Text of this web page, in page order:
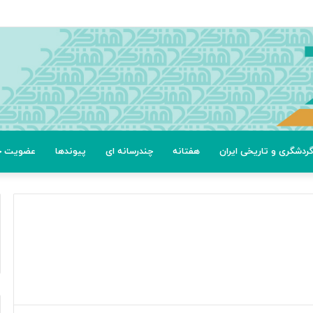
و تاریخی ایران هفتانه چندرسانه ای پیوندها عضویت